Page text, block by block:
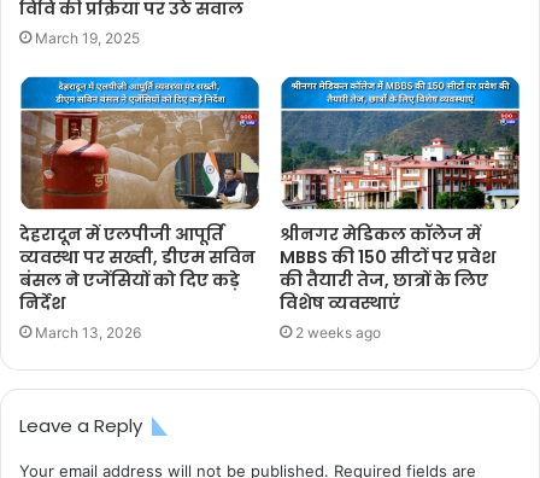
विवि की प्रक्रिया पर उठे सवाल
March 19, 2025
देहरादून में एलपीजी आपूर्ति
व्यवस्था पर सख्ती, डीएम सविन
बंसल ने एजेंसियों को दिए कड़े
निर्देश
March 13, 2026
श्रीनगर मेडिकल कॉलेज में
MBBS की 150 सीटों पर प्रवेश
की तैयारी तेज, छात्रों के लिए
विशेष व्यवस्थाएं
2 weeks ago
Leave a Reply
Your email address will not be published. Required fields are